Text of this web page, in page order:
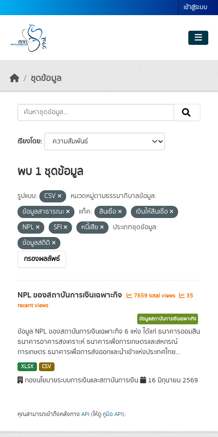
เข้าสู่ระบบ
ชุดข้อมูล
เรียงโดย
พบ 1 ชุดข้อมูล
รูปแบบ: CSV
หมวดหมู่ตามธรรมาภิบาลข้อมูล:
ข้อมูลสาธารณะ
แท็ค: สินเชื่อ
เงินให้สินเชื่อ
NPL
SFI หนี้เสีย
ประเภทชุดข้อมูล:
ข้อมูลสถิติ
กรองผลลัพธ์
NPL ของสถาบันการเงินเฉพาะกิจ 7659 total views
35
recent views
ข้อมูลสถาบันการเงินเฉพาะกิจ
ข้อมูล NPL ของสถาบันการเงินเฉพาะกิจ 6 แห่ง ได้แก่ ธนาคารออมสิน
ธนาคารอาคารสงเคราะห์ ธนาคารเพื่อการเกษตรและสหกรณ์
การเกษตร ธนาคารเพื่อการส่งออกและนำเข้าแห่งประเทศไทย...
XLSX CSV
กองนโยบายระบบการเงินและสถาบันการเงิน 16 มิถุนายน 2569
คุณสามารถเข้าถึงคลังทาง API (ให้ดู คู่มือ API).